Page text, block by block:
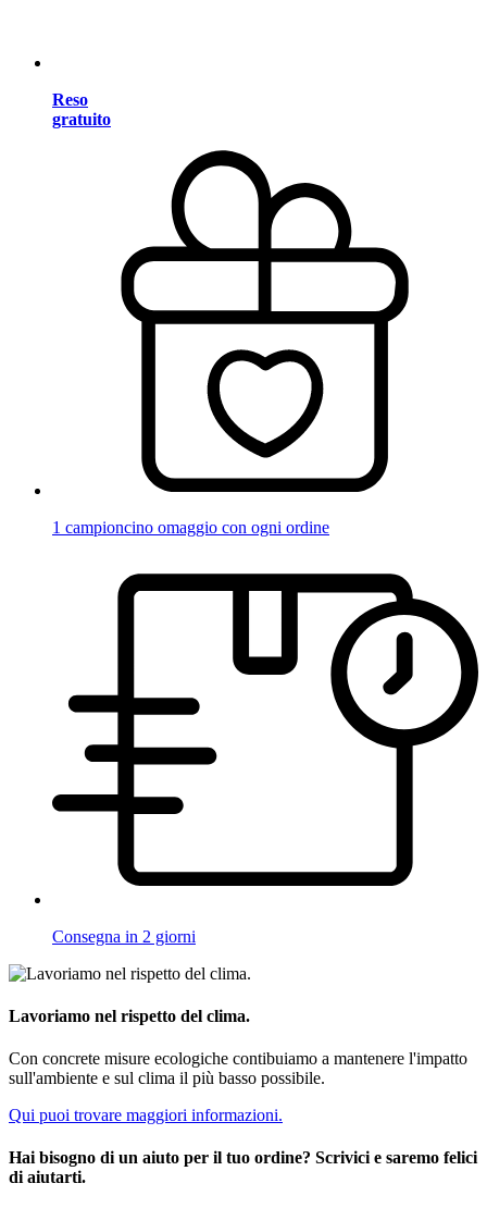
Reso
gratuito
1 campioncino omaggio con ogni ordine
Consegna in 2 giorni
Lavoriamo nel rispetto del clima.
Con concrete misure ecologiche contibuiamo a mantenere l'impatto
sull'ambiente e sul clima il più basso possibile.
Qui puoi trovare maggiori informazioni.
Hai bisogno di un aiuto per il tuo ordine? Scrivici e saremo felici
di aiutarti.